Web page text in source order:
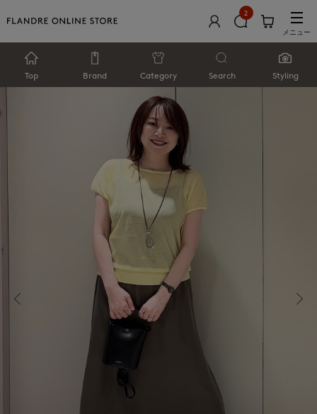
2
メニュー
Top Brand Category Search Styling